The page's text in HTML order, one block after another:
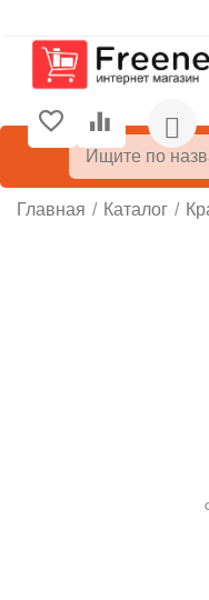
Главная / Каталог /